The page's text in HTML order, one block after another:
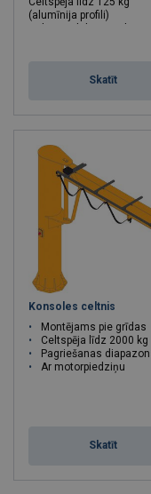
(alumīnija profili)
Skatīt
Konsoles celtnis
Montējams pie grīdas
Celtspēja līdz 2000 kg
Pagriešanas diapazons
Ar motorpiedziņu
Skatīt